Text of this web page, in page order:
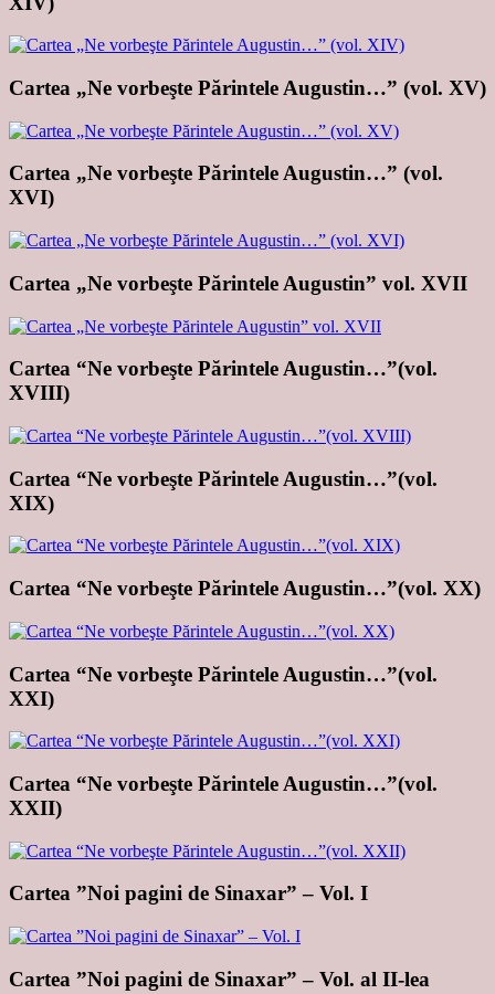
Cartea „Ne vorbeşte Părintele Augustin…” (vol. XV)
Cartea „Ne vorbeşte Părintele Augustin…” (vol.
XVI)
Cartea „Ne vorbeşte Părintele Augustin” vol. XVII
Cartea “Ne vorbeşte Părintele Augustin…”(vol.
XVIII)
Cartea “Ne vorbeşte Părintele Augustin…”(vol.
XIX)
Cartea “Ne vorbeşte Părintele Augustin…”(vol. XX)
Cartea “Ne vorbeşte Părintele Augustin…”(vol.
XXI)
Cartea “Ne vorbeşte Părintele Augustin…”(vol.
XXII)
Cartea ”Noi pagini de Sinaxar” – Vol. I
Cartea ”Noi pagini de Sinaxar” – Vol. al II-lea